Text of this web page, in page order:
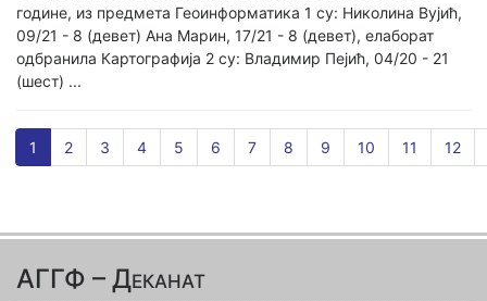
године, из предмета Геоинформатика 1 су: Николина Вујић,
09/21 - 8 (девет) Ана Марин, 17/21 - 8 (девет), елаборат
одбранила Картографија 2 су: Владимир Пејић, 04/20 - 21
(шест) ...
1 2 3 4 5 6 7 8 9 10 11 12
АГГФ – Деканат